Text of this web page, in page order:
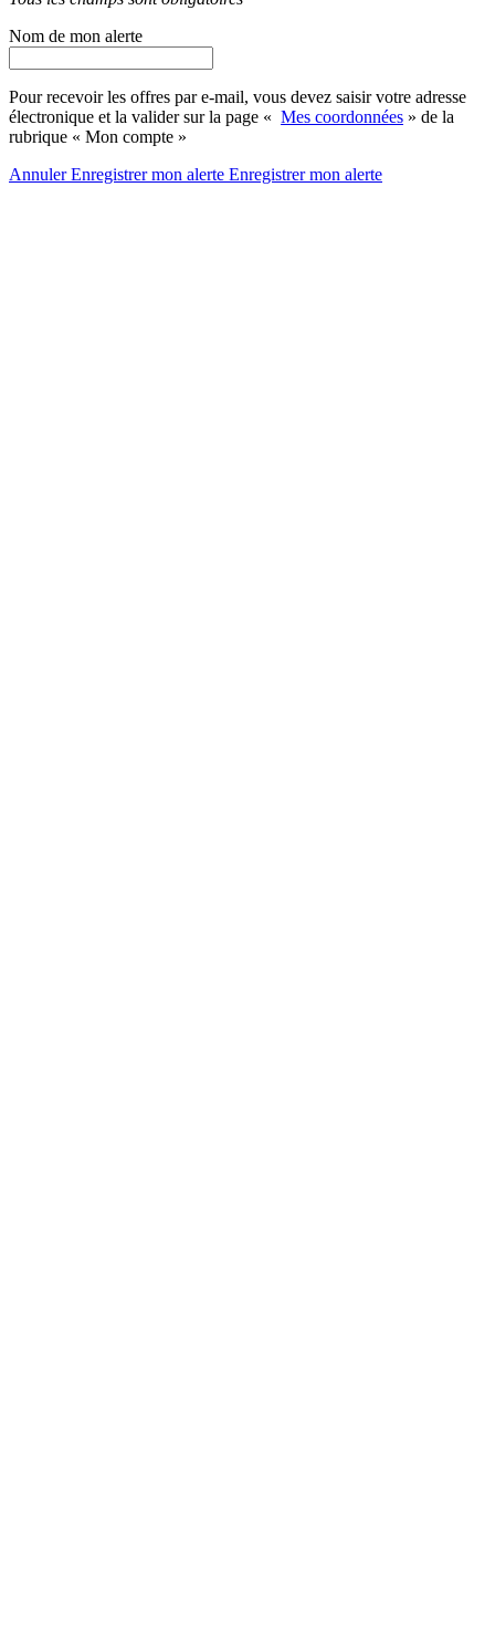
Nom de mon alerte
Pour recevoir les offres par e-mail, vous devez saisir votre adresse
électronique et la valider sur la page « Mes coordonnées » de la
rubrique « Mon compte »
AnnulerEnregistrer mon alerte Enregistrermon alerte